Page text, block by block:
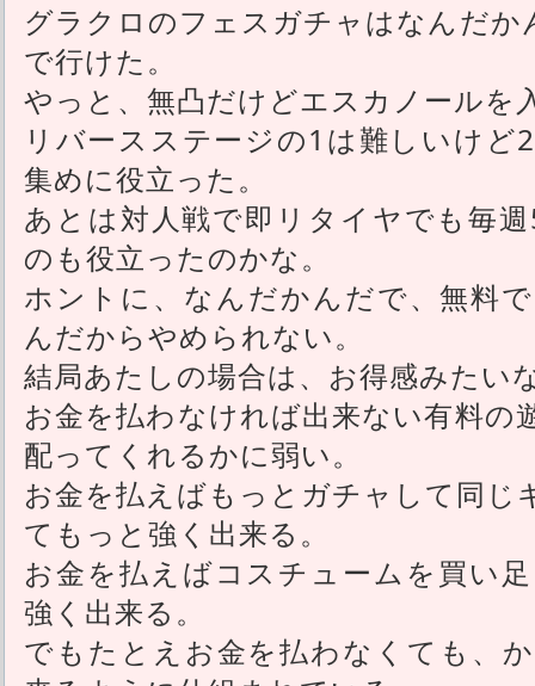
グラクロのフェスガチャはなんだ
で行けた。
やっと、無凸だけどエスカノールを
リバースステージの1は難しいけ
集めに役立った。
あとは対人戦で即リタイヤでも毎
のも役立ったのかな。
ホントに、なんだかんだで、無料
んだからやめられない。
結局あたしの場合は、お得感みたい
お金を払わなければ出来ない有料の
配ってくれるかに弱い。
お金を払えばもっとガチャして同じ
てもっと強く出来る。
お金を払えばコスチュームを買い
強く出来る。
でもたとえお金を払わなくても、